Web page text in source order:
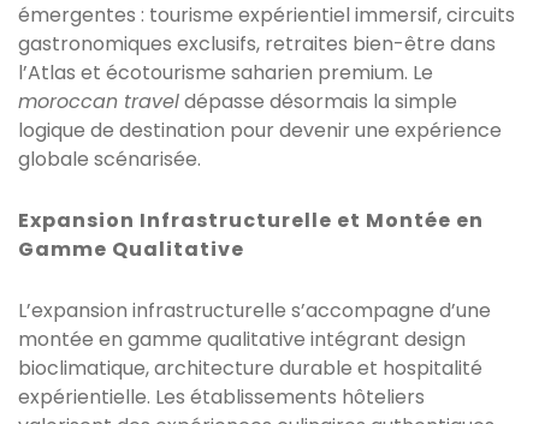
émergentes : tourisme expérientiel immersif, circuits
gastronomiques exclusifs, retraites bien-être dans
l’Atlas et écotourisme saharien premium. Le
moroccan traveldépasse désormais la simple
logique de destination pour devenir une expérience
globale scénarisée.
Expansion Infrastructurelle et Montée en
Gamme Qualitative
L’expansion infrastructurelle s’accompagne d’une
montée en gamme qualitative intégrant design
bioclimatique, architecture durable et hospitalité
expérientielle. Les établissements hôteliers